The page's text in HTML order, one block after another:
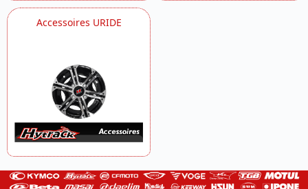
Accessoires URIDE